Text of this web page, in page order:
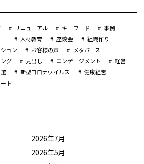
リニューアル キーワード
事例
人材教育 座談会
組織作り
ョン お客様の声
メタバース
グ 見出し エンゲージメント
経営
新型コロナウイルス
健康経営
ト
2026年7月
2026年5月